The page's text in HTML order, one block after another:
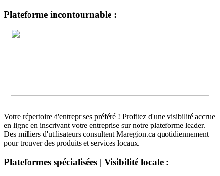
Plateforme incontournable :
Votre répertoire d'entreprises préféré ! Profitez d'une visibilité accrue
en ligne en inscrivant votre entreprise sur notre plateforme leader.
Des milliers d'utilisateurs consultent Maregion.ca quotidiennement
pour trouver des produits et services locaux.
Plateformes spécialisées | Visibilité locale :